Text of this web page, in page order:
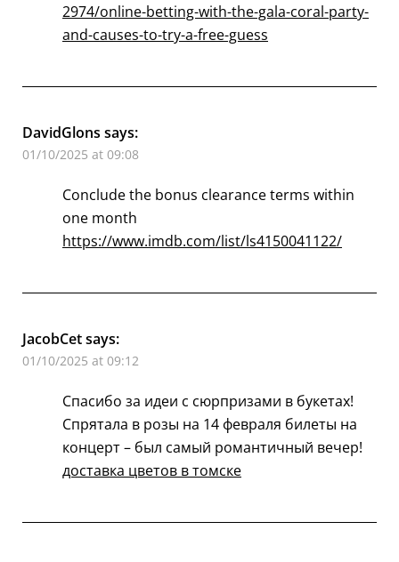
2974/online-betting-with-the-gala-coral-party-
and-causes-to-try-a-free-guess
DavidGlons says:
01/10/2025 at 09:08
Conclude the bonus clearance terms within
one month
https://www.imdb.com/list/ls4150041122/
JacobCetsays:
01/10/2025 at 09:12
Спасибо за идеи с сюрпризами в букетах!
Спрятала в розы на 14 февраля билеты на
концерт – был самый романтичный вечер!
доставка цветов в томске